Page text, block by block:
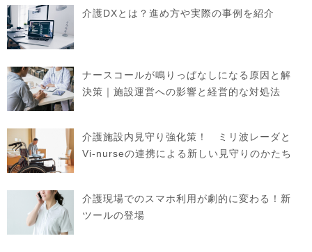
介護DXとは？進め方や実際の事例を紹介
ナースコールが鳴りっぱなしになる原因と解
決策｜施設運営への影響と経営的な対処法
介護施設内見守り強化策！ ミリ波レーダと
Vi-nurseの連携による新しい見守りのかたち
介護現場でのスマホ利用が劇的に変わる！新
ツールの登場